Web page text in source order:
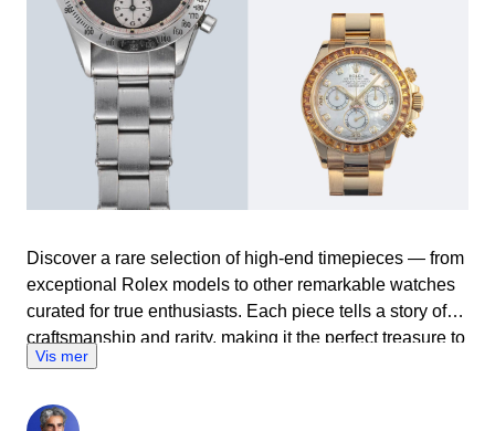
Discover a rare selection of high-end timepieces — from
exceptional Rolex models to other remarkable watches
curated for true enthusiasts. Each piece tells a story of
craftsmanship and rarity, making it the perfect treasure to
gift — or keep — this Christmas.
Vis mer